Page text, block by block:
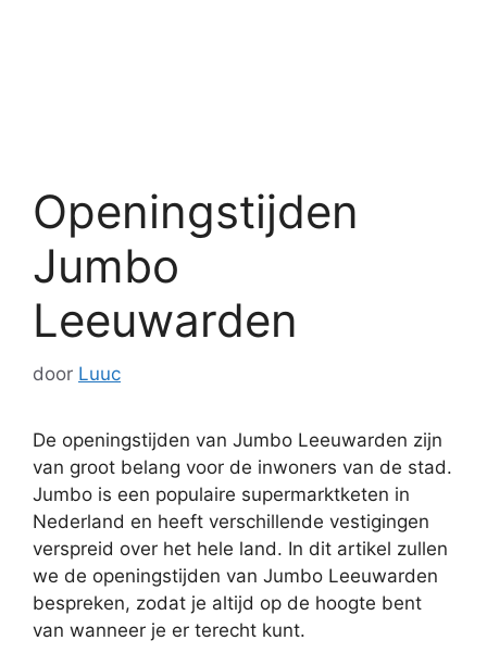
Openingstijden
Jumbo
Leeuwarden
door Luuc
De openingstijden van Jumbo Leeuwarden zijn
van groot belang voor de inwoners van de stad.
Jumbo is een populaire supermarktketen in
Nederland en heeft verschillende vestigingen
verspreid over het hele land. In dit artikel zullen
we de openingstijden van Jumbo Leeuwarden
bespreken, zodat je altijd op de hoogte bent
van wanneer je er terecht kunt.